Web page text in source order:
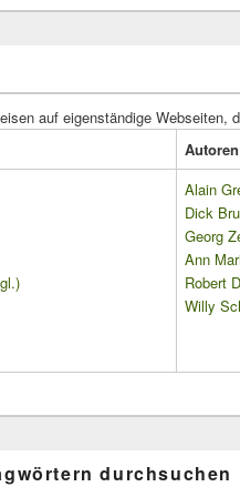
auf eigenständige
Alain
Dick
Georg
Ann
Robert
Willy
durchsuchen